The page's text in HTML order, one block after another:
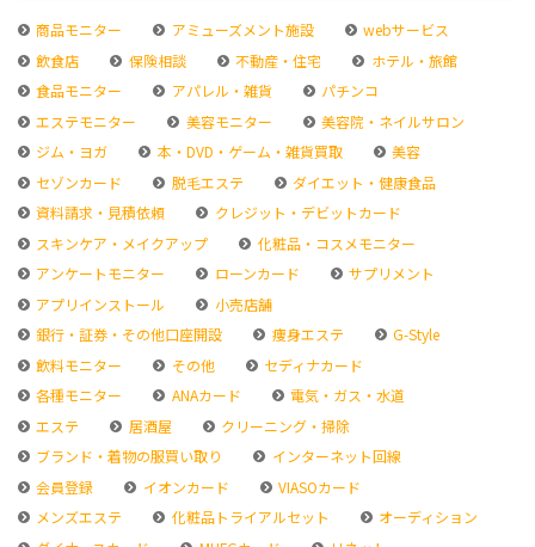
商品モニター アミューズメント施設
webサービス
飲食店
保険相談 不動産・住宅
ホテル・旅館
食品モニター
アパレル・雑貨
パチンコ
エステモニター
美容モニター
美容院・ネイルサロン
ジム・ヨガ
本・DVD・ゲーム・雑貨買取
美容
セゾンカード
脱毛エステ
ダイエット・健康食品
資料請求・見積依頼
クレジット・デビットカード
スキンケア・メイクアップ
化粧品・コスメモニター
アンケートモニター
ローンカード
サプリメント
アプリインストール
小売店舗
銀行・証券・その他口座開設
痩身エステ
G-Style
飲料モニター
その他
セディナカード
各種モニター
ANAカード
電気・ガス・水道
エステ
居酒屋
クリーニング・掃除
ブランド・着物の服買い取り
インターネット回線
会員登録
イオンカード
VIASOカード
メンズエステ
化粧品トライアルセット
オーディション